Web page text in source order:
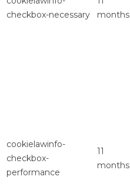
checkbox-necessary
months
cookielawinfo-
checkbox-
performance
11
months